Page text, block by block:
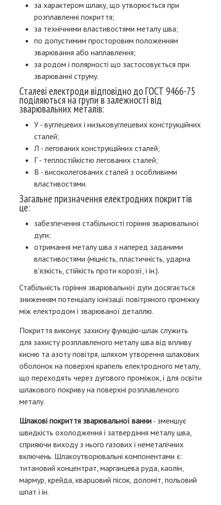
за характером шлаку, що утворюється при
розплавленні покриття;
за технічними властивостями металу шва;
по допустимим просторовим положенням
зварювання або наплавлення;
за родом і полярності що застосовується при
зварюванні струму.
Сталеві електроди відповідно до ГОСТ 9466-75
поділяються на групи в залежності від
зварювальних металів:
У - вуглецевих і низьковуглецевих конструкційних
сталей;
Л - легованих конструкційних сталей;
Г - теплостійкістю легованих сталей;
В - високолегованих сталей з особливими
властивостями.
Загальне призначення електродних покриттів
це:
забезпечення стабільності горіння зварювальної
дуги;
отримання металу шва з наперед заданими
властивостями (міцність, пластичність, ударна
в'язкість, стійкість проти корозії, і ін.).
Стабільність горіння зварювальної дуги досягається
зниженням потенціалу іонізації повітряного проміжку
між електродом і зварюваної деталлю.
Покриття виконує захисну функцію-шлак служить
для захисту розплавленого металу шва від впливу
кисню та азоту повітря, шляхом утворення шлакових
оболонок на поверхні крапель електродного металу,
що переходять через дугового проміжок, і для освіти
шлакового покриву на поверхні розплавленого
металу.
Шлакові покриття зварювальної ванни - зменшує
швидкість охолодження і затвердіння металу шва,
сприяючи виходу з нього газових і неметалічних
включень. Шлакоутворювальні компонентами є:
титановий концентрат, марганцева руда, каолін,
мармур, крейда, кварцовий пісок, доломіт, польовий
шпат і ін.